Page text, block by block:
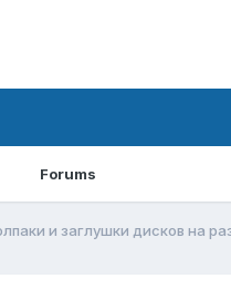
Forums
и заглушки дисков на